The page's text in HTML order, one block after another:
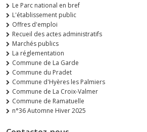
Le Parc national en bref
L'établissement public
Offres d'emploi
Recueil des actes administratifs
Marchés publics
La réglementation
Commune de La Garde
Commune du Pradet
Commune d'Hyères les Palmiers
Commune de La Croix-Valmer
Commune de Ramatuelle
n°36 Automne Hiver 2025